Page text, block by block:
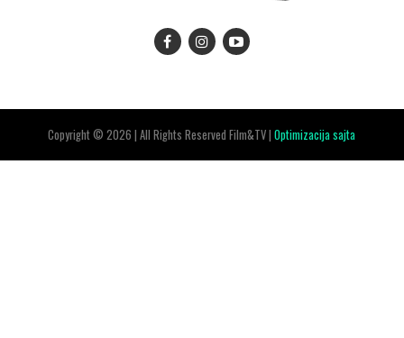
Copyright © 2026 | All Rights Reserved Film&TV |Optimizacija sajta